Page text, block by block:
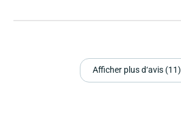
Afficher plus d‘avis (11)